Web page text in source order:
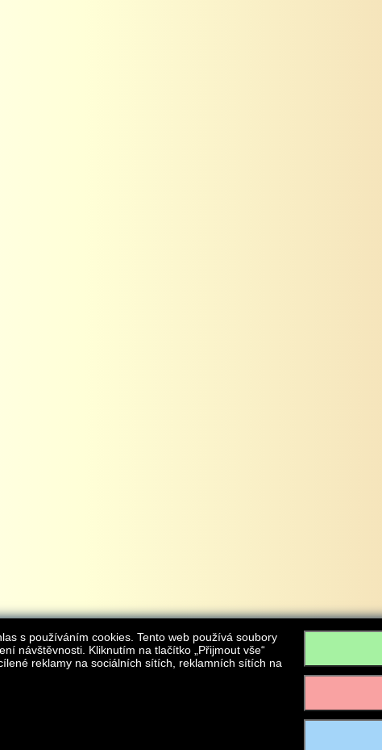
je AGROMARKET IRSI s.r.o., IČO: 28304845, se
s používáním cookies. Tento web používá soubory
návštěvnosti. Kliknutím na tlačítko „Přijmout vše“
reklamy na sociálních sítích, reklamních sítích na